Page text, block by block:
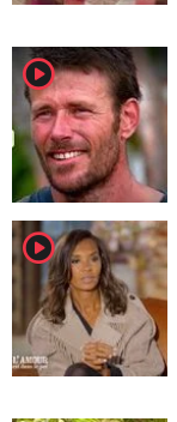
player2
player2